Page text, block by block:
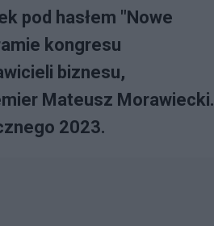
pod hasłem "Nowe
kongresu
biznesu,
Mateusz Morawiecki.
2023.